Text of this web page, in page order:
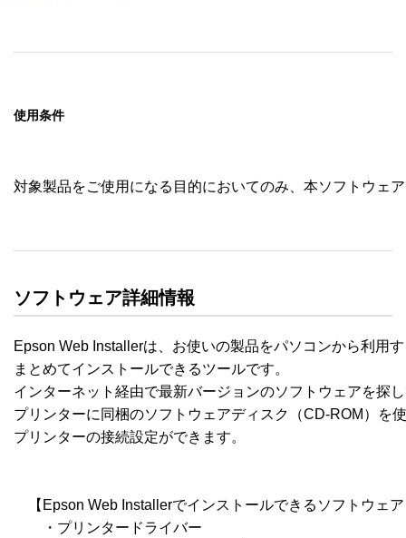
使用条件
対象製品をご使用になる目的においてのみ、本ソフトウェ
ソフトウェア詳細情報
Epson Web Installerは、お使いの製品をパソコンから利用
まとめてインストールできるツールです。
インターネット経由で最新バージョンのソフトウェアを探
プリンターに同梱のソフトウェアディスク（CD-ROM）を
プリンターの接続設定ができます。
【Epson Web Installerでインストールできるソフトウェ
・プリンタードライバー